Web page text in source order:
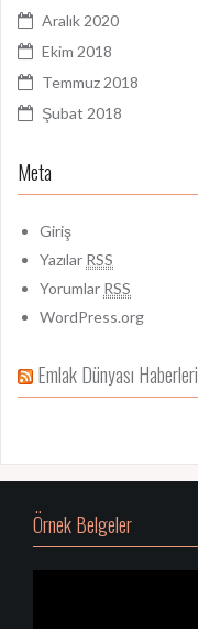
Aralık 2020
Ekim 2018
Temmuz 2018
Şubat 2018
Meta
Giriş
Yazılar RSS
Yorumlar RSS
WordPress.org
Emlak Dünyası Haberleri
Örnek Belgeler